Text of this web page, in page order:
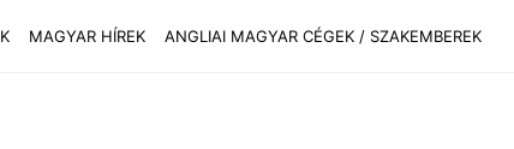
MAGYAR HÍREK ANGLIAI MAGYAR CÉGEK / SZAKEMBEREK